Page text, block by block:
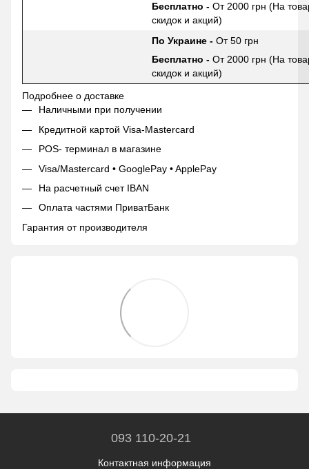
Бесплатно - От 2000 грн (На
скидок и акций)
По Украине - От 50 грн
Бесплатно - От 2000 грн (На
скидок и акций)
Подробнее о доставке
Наличными при получении
Кредитной картой Visa-Mastercard
POS- терминал в магазине
Visa/Mastercard • GooglePay • ApplePay
На расчетный счет IBAN
Оплата частями ПриватБанк
Гарантия от производителя
093 110-20-21
Контактная информация